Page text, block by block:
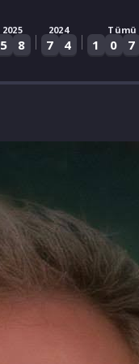
2025
5 8 |
2024
7 4 |
Tümü
1 0 7